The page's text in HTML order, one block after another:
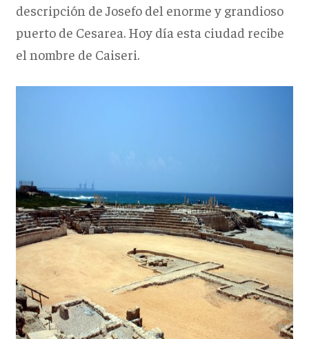
descripción de Josefo del enorme y grandioso
puerto de Cesarea. Hoy día esta ciudad recibe
el nombre de Caiseri.